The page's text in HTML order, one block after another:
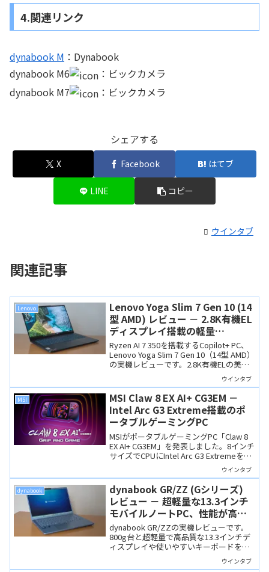
4.関連リンク
dynabook M ：Dynabook
dynabook M6
：ビックカメラ
dynabook M7
：ビックカメラ
シェアする
X Facebook はてブ
LINE コピー
ウインタブ
関連記事
Lenovo
Lenovo Yoga Slim 7 Gen 10 (14
型 AMD) レビュー － 2.8K有機EL
ディスプレイ搭載の軽量
Copilot+ PC、壊れた価格です
Ryzen AI 7 350を搭載するCopilot+ PC、
Lenovo Yoga Slim 7 Gen 10（14型 AMD）
の実機レビューです。2.8K有機ELの美し
いディスプレイ、4スピーカーの臨場感。
高級感ある仕上げで、「壊れた価格」で
す。
ウインタブ
MSI
MSI Claw 8 EX AI+ CG3EM －
Intel Arc G3 Extreme搭載のポ
ータブルゲーミングPC
MSIがポータブルゲーミングPC「Claw 8
EX AI+ CG3EM」を発表しました。8インチ
サイズでCPUにIntel Arc G3 Extremeを搭
載しており、低電力域でのゲーミング性
能向上と長時間のバッテリー駆動に期待
できる製品です。
ウインタブ
dynabook
dynabook GR/ZZ (Gシリーズ)
レビュー － 超軽量な13.3インチ
モバイルノートPC、性能が高く
使いやすさも抜群！爽やかなブル
ーも好印象
dynabook GR/ZZの実機レビューです。
800g台と超軽量で高品質な13.3インチデ
ィスプレイや使いやすいキーボードを備
えた完成度の高いモバイルノートです。
ウインタブ